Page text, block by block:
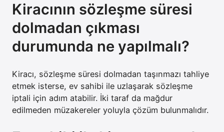
Kiracının sözleşme süresi
dolmadan çıkması
durumunda ne yapılmalı?
Kiracı, sözleşme süresi dolmadan taşınmazı tahliye
etmek isterse, ev sahibi ile uzlaşarak sözleşme
iptali için adım atabilir. İki taraf da mağdur
edilmeden müzakereler yoluyla çözüm bulunmalıdır.